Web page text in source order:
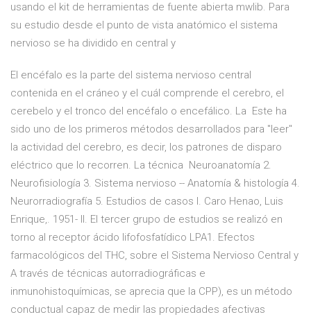
usando el kit de herramientas de fuente abierta mwlib. Para
su estudio desde el punto de vista anatómico el sistema
nervioso se ha dividido en central y
El encéfalo es la parte del sistema nervioso central
contenida en el cráneo y el cuál comprende el cerebro, el
cerebelo y el tronco del encéfalo o encefálico. La Este ha
sido uno de los primeros métodos desarrollados para "leer"
la actividad del cerebro, es decir, los patrones de disparo
eléctrico que lo recorren. La técnica Neuroanatomía 2.
Neurofisiología 3. Sistema nervioso -- Anatomía & histología 4.
Neurorradiografía 5. Estudios de casos I. Caro Henao, Luis
Enrique,. 1951- II. El tercer grupo de estudios se realizó en
torno al receptor ácido lifofosfatídico LPA1. Efectos
farmacológicos del THC, sobre el Sistema Nervioso Central y
A través de técnicas autorradiográficas e
inmunohistoquímicas, se aprecia que la CPP), es un método
conductual capaz de medir las propiedades afectivas